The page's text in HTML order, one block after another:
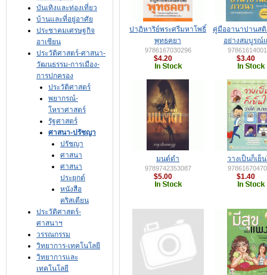
บันเทิงและท่องเที่ยว
บ้านและที่อยู่อาศัย
ประชาคมเศรษฐกิจ
อาเซียน
ประวัติศาสตร์-ศาสนา-
วัฒนธรรม-การเมือง-
การปกครอง
ประวัติศาสตร์
พยากรณ์-
โหราศาสตร์
รัฐศาสตร์
ศาสนา-ปรัชญา
ปรัชญา
ศาสนา
ศาสนา
ประยุกต์
หนังสือ
คริสเตียน
ประวัติศาสตร์-
ศาสนาฯ
วรรณกรรม
วิทยาการ-เทคโนโลยี
วิทยาการและ
เทคโนโลยี
ปาฏิหาริย์พระศรีมหาโพธิ์
พุทธคยา
9786167030296
$4.20
คู่มืออานาปานส
อย่างสมบูรณ์
$3.40
มนต์ดำ
9789742353087
$5.00
วางเป็นก็เย็
$1.40